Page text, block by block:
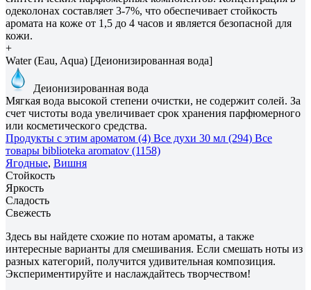
одеколонах составляет 3-7%, что обеспечивает стойкость
аромата на коже от 1,5 до 4 часов и является безопасной для
кожи.
+
Water (Eau, Aqua) [Деионизированная вода]
Деионизированная вода
Мягкая вода высокой степени очистки, не содержит солей. За
счет чистоты вода увеличивает срок хранения парфюмерного
или косметического средства.
Продукты с этим ароматом (4) Все духи 30 мл (294) Все
товары biblioteka aromatov (1158)
Ягодные, Вишня
Стойкость
Яркость
Сладость
Свежесть
Здесь вы найдете схожие по нотам ароматы, а также
интересные варианты для смешивания. Если смешать ноты из
разных категорий, получится удивительная композиция.
Экспериментируйте и наслаждайтесь творчеством!